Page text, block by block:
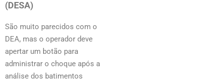
(DESA)
São muito parecidos com o
DEA, mas o operador deve
apertar um botão para
administrar o choque após a
análise dos batimentos